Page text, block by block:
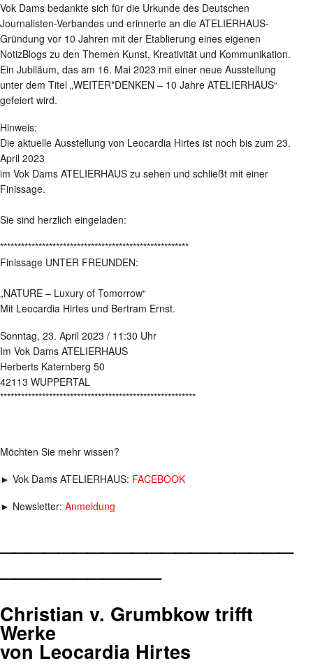
Vok Dams bedankte sich für die Urkunde des Deutschen
Journalisten-Verbandes und erinnerte an die ATELIERHAUS-
Gründung vor 10 Jahren mit der Etablierung eines eigenen
NotizBlogs zu den Themen Kunst, Kreativität und Kommunikation.
Ein Jubiläum, das am 16. Mai 2023 mit einer neue Ausstellung
unter dem Titel „WEITER*DENKEN – 10 Jahre ATELIERHAUS“
gefeiert wird.
Hinweis:
Die aktuelle Ausstellung von Leocardia Hirtes ist noch bis zum 23.
April 2023
im Vok Dams ATELIERHAUS zu sehen und schließt mit einer
Finissage.
Sie sind herzlich eingeladen:
******************************************************
Finissage UNTER FREUNDEN:
„NATURE – Luxury of Tomorrow“
Mit Leocardia Hirtes und Bertram Ernst.
Sonntag, 23. April 2023 / 11:30 Uhr
Im Vok Dams ATELIERHAUS
Herberts Katernberg 50
42113 WUPPERTAL
********************************************************
Möchten Sie mehr wissen?
► Vok Dams ATELIERHAUS: FACEBOOK
► Newsletter: Anmeldung
___________
Christian v. Grumbkow trifft
Werke
von Leocardia Hirtes